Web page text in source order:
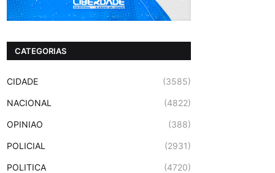
CATEGORIAS
CIDADE (3585)
NACIONAL (4822)
OPINIAO (388)
POLICIAL (2931)
POLITICA (4720)